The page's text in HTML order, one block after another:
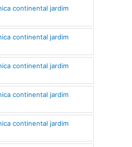
continental jardim
continental jardim
continental jardim
continental jardim
continental jardim